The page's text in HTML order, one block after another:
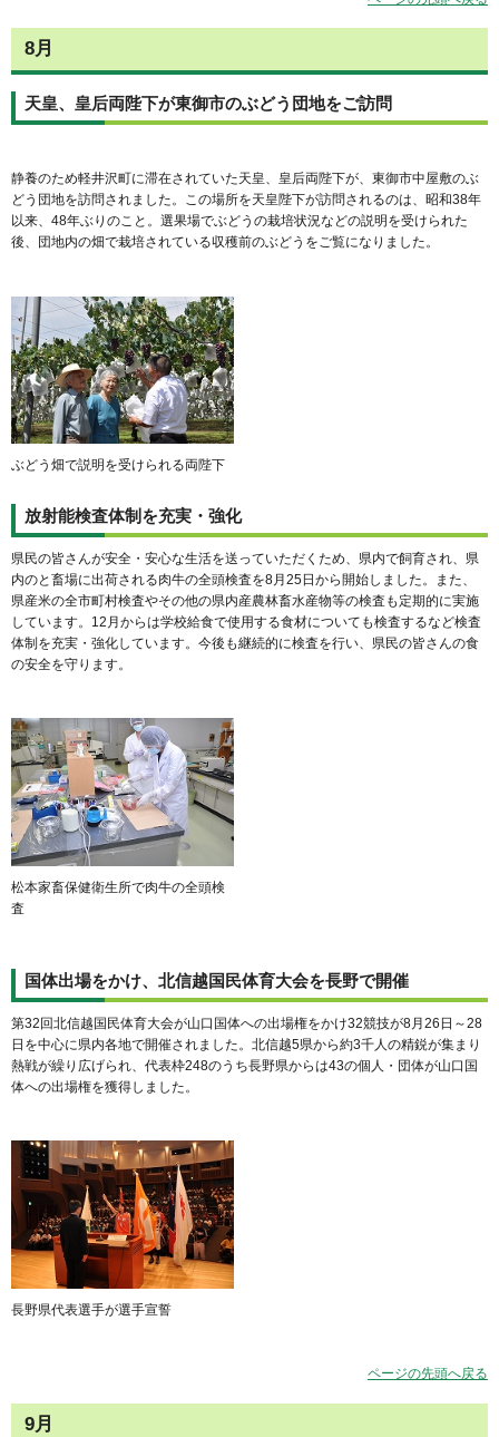
8月
天皇、皇后両陛下が東御市のぶどう団地をご訪問
静養のため軽井沢町に滞在されていた天皇、皇后両陛下が、東御市中屋敷のぶ
どう団地を訪問されました。この場所を天皇陛下が訪問されるのは、昭和38年
以来、48年ぶりのこと。選果場でぶどうの栽培状況などの説明を受けられた
後、団地内の畑で栽培されている収穫前のぶどうをご覧になりました。
ぶどう畑で説明を受けられる両陛下
放射能検査体制を充実・強化
県民の皆さんが安全・安心な生活を送っていただくため、県内で飼育され、県
内のと畜場に出荷される肉牛の全頭検査を8月25日から開始しました。また、
県産米の全市町村検査やその他の県内産農林畜水産物等の検査も定期的に実施
しています。12月からは学校給食で使用する食材についても検査するなど検査
体制を充実・強化しています。今後も継続的に検査を行い、県民の皆さんの食
の安全を守ります。
松本家畜保健衛生所で肉牛の全頭検
査
国体出場をかけ、北信越国民体育大会を長野で開催
第32回北信越国民体育大会が山口国体への出場権をかけ32競技が8月26日～28
日を中心に県内各地で開催されました。北信越5県から約3千人の精鋭が集まり
熱戦が繰り広げられ、代表枠248のうち長野県からは43の個人・団体が山口国
体への出場権を獲得しました。
長野県代表選手が選手宣誓
ページの先頭へ戻る
9月